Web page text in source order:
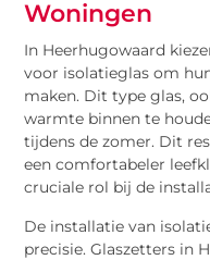
Woningen
In Heerhugowaard
voor isolatieglas om
maken. Dit type glas,
warmte binnen te
tijdens de zomer. Dit
een comfortabeler
cruciale rol bij de
De installatie van
precisie. Glaszetters in